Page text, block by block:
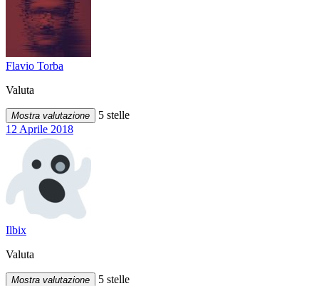
Flavio Torba
Valuta
Mostra valutazione
5 stelle
12 Aprile 2018
Ilbix
Valuta
Mostra valutazione
5 stelle